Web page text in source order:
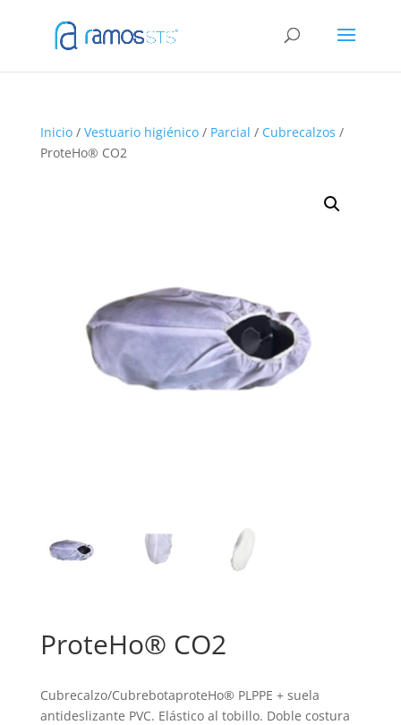
Inicio/ Vestuario higiénico/ Parcial / Cubrecalzos /
ProteHo® CO2
ProteHo® CO2
Cubrecalzo/CubrebotaproteHo® PLPPE + suela
antideslizante PVC. Elástico al tobillo. Doble costura